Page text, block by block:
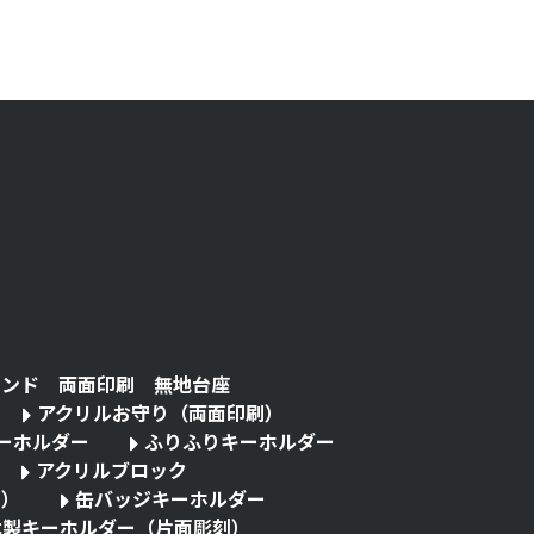
ンド 両面印刷 無地台座
アクリルお守り（両面印刷）
ホルダー
ふりふりキーホルダー
アクリルブロック
缶バッジキーホルダー
キーホルダー（片面彫刻）